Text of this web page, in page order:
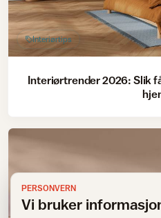
Interiørtips
Interiørtrender 2026: Slik
PERSONVERN
Vi bruker